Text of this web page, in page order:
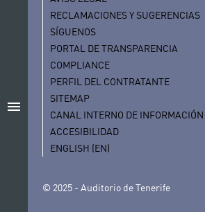
menu
RECLAMACIONES Y SUGERENCIAS
SÍGUENOS
PORTAL DE TRANSPARENCIA
COMPLIANCE
PERFIL DEL CONTRATANTE
SITEMAP
CANAL INTERNO DE INFORMACIÓN
ACCESIBILIDAD
ENGLISH (EN)
© 2025 - Auditorio de Tenerife